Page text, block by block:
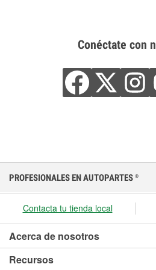
Conéctate con
PROFESIONALES EN AUTOPARTES ®
Contacta tu tienda local
Acerca de nosotros
Recursos